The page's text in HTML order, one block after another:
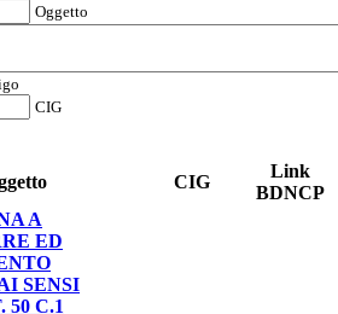
Oggetto
CIG
CIG
Link
BDNCP
A
ED
SENSI
C.1